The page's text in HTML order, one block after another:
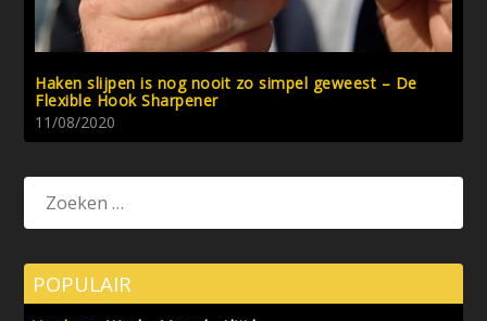
Haken slijpen is nog nooit zo simpel geweest – De
Flexible Hook Sharpener
11/08/2020
POPULAIR